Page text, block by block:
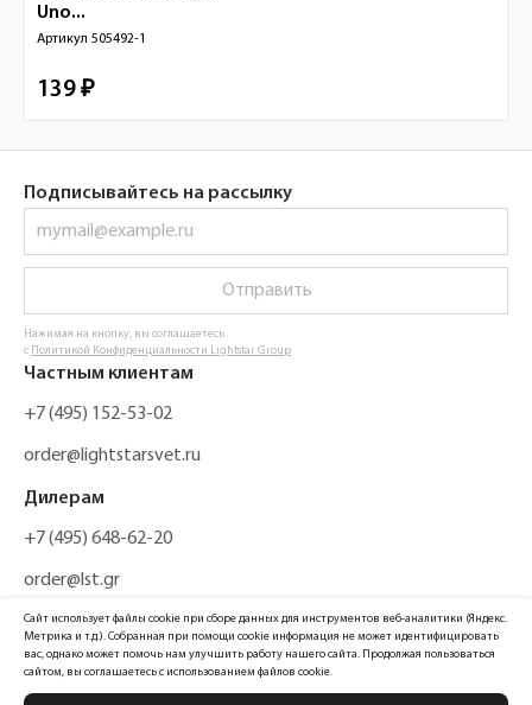
Uno...
Артикул 505492-1
139 ₽
Подписывайтесь на рассылку
Отправить
Нажимая на кнопку, вы соглашаетесь
с Политикой Конфиденциальности Lightstar Group
Частным клиентам
+7 (495) 152-53-02
order@lightstarsvet.ru
Дилерам
+7 (495) 648-62-20
order@lst.gr
Сайт использует файлы cookie при сборе данных для инструментов веб-аналитики (Яндекс.
Метрика и т.д.). Собранная при помощи cookie информация не может идентифицировать
вас, однако может помочь нам улучшить работу нашего сайта. Продолжая пользоваться
сайтом, вы соглашаетесь с использованием файлов cookie.